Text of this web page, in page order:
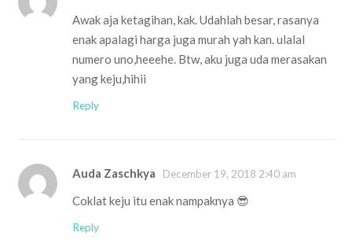
Awak aja ketagihan, kak. Udahlah besar, rasanya
enak apalagi harga juga murah yah kan. ulalal
numero uno,heeehe. Btw, aku juga uda merasakan
yang keju,hihii
Reply
Auda Zaschkya December 19, 2018 2:40 am
Coklat keju itu enak nampaknya 😎
Reply